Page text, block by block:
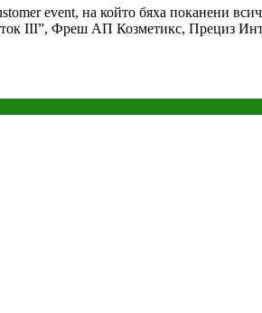
event, на който бяха поканени
III”, Фреш АП Козметикс, Прециз